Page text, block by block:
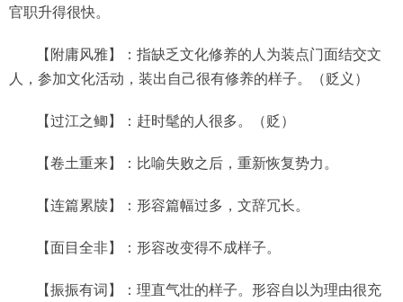
官职升得很快。
【附庸风雅】：指缺乏文化修养的人为装点门面结交文
人，参加文化活动，装出自己很有修养的样子。（贬义）
【过江之鲫】：赶时髦的人很多。（贬）
【卷土重来】：比喻失败之后，重新恢复势力。
【连篇累牍】：形容篇幅过多，文辞冗长。
【面目全非】：形容改变得不成样子。
【振振有词】：理直气壮的样子。形容自以为理由很充